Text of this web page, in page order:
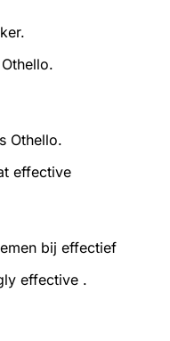
Othello.
effective
bij effectief
effective .